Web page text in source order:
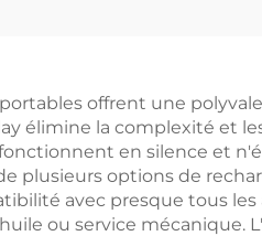
offrent une
élimine la complexité et
en silence et
plusieurs options de
avec presque tous
ou service mécanique.